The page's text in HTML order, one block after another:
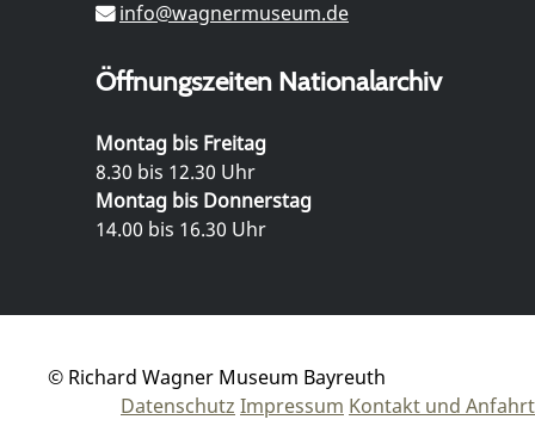
info@wagnermuseum.de
Öffnungszeiten Nationalarchiv
Montag bis Freitag
8.30 bis 12.30 Uhr
Montag bis Donnerstag
14.00 bis 16.30 Uhr
© Richard Wagner Museum Bayreuth
Datenschutz Impressum Kontakt und Anfahrt